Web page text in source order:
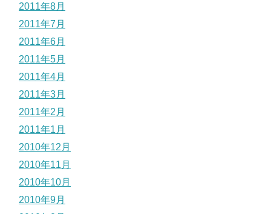
2011年8月
2011年7月
2011年6月
2011年5月
2011年4月
2011年3月
2011年2月
2011年1月
2010年12月
2010年11月
2010年10月
2010年9月